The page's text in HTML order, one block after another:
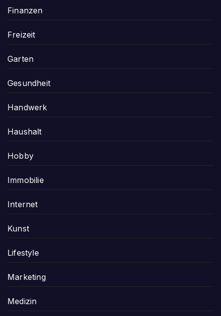
Finanzen
Freizeit
Garten
Gesundheit
Handwerk
Haushalt
Hobby
Immobilie
Internet
Kunst
Lifestyle
Marketing
Medizin